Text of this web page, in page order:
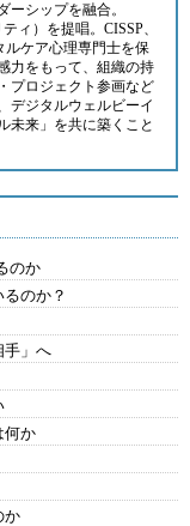
ーシップを融合。
ィ）を提唱。CISSP、
ルケア心理専門士を保
力をもって、組織の持
プロジェクト参画など
デジタルウェルビーイ
未来」を共に築くこと
のか
のか？
手」へ
何か
か